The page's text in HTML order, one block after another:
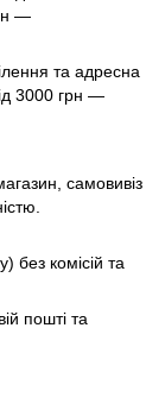
—
та адресна
3000 грн —
самовивіз
без комісій та
пошті та